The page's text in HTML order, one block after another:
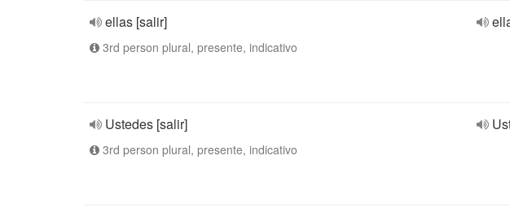
ellas [salir]
3rd person plural, presente, indicativo
Ustedes [salir]
3rd person plural, presente, indicativo